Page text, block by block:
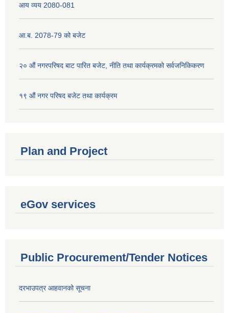
आय व्यय 2080-081
आ.ब. 2078-79 को बजेट
२० औं नगरपरिषद बाट पारित बजेट, नीति तथा कार्यक्रमको सर्वजनिकिकरण
१९ औं नगर परिषद बजेट तथा कार्यक्रम
Plan and Project
eGov services
Public Procurement/Tender Notices
दरभाउपत्र आहवानको सूचना